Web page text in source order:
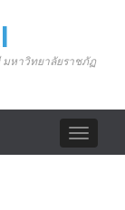
มหาวิทยาลัยราชภัฏ
Toggle